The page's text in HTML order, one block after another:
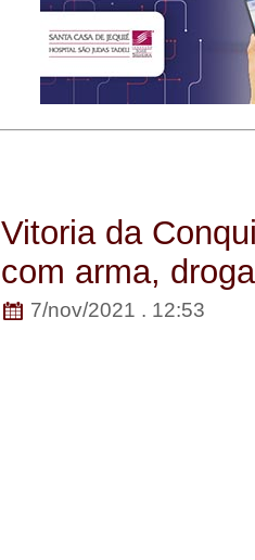
Vitoria da
com arma,
7/nov/2021 . 12:53